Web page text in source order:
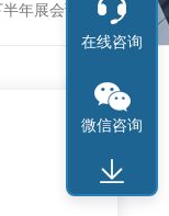
年展会预告
在线咨询
微信咨询